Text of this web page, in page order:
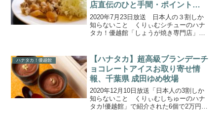
店直伝のひと手間・ポイント
(2020.7.23)
2020年7月23日放送 日本人の３割しか
知らないこと くりぃむシチューのハナ
タカ！優越館「しょうが焼き専門店」の
が焼きBaKa」の中村優里さんです。こち
らでは、 生姜...
ハナタカ！優越館
【ハナタカ】超高級ブランデーチ
ョコレートアイスお取り寄せ情
報、千葉県 成田ゆめ牧場
2020年12月10日放送「日本人の3割しか
知らないこと くりぃむしちゅーのハナ
タカ!優越館」で紹介された6個で2万円の